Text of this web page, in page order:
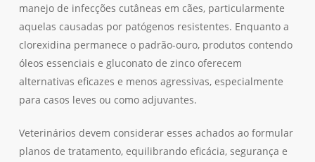
Nenhum produto no carrinho.
Go To Shop
manejo de infecções cutâneas em cães, particularmente
aquelas causadas por patógenos resistentes. Enquanto a
clorexidina permanece o padrão-ouro, produtos contendo
óleos essenciais e gluconato de zinco oferecem
alternativas eficazes e menos agressivas, especialmente
para casos leves ou como adjuvantes.
Veterinários devem considerar esses achados ao formular
planos de tratamento, equilibrando eficácia, segurança e